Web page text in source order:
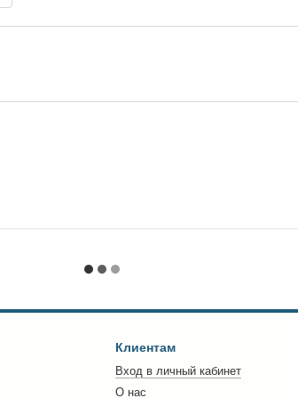
Клиентам
Вход в личный кабинет
О нас